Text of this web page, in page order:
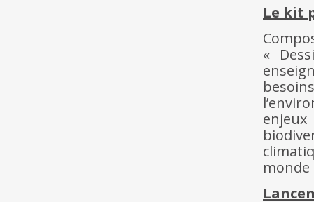
Le kit
«
enjeux